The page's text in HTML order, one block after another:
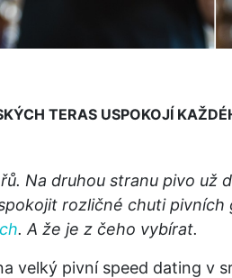
TERAS USPOKOJÍ
Na druhou stranu pivo už
rozličné chuti pivních
. A že je z čeho vybírat.
velký pivní speed dating v